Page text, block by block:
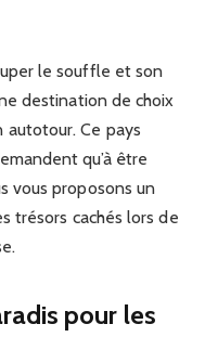
le souffle et son
destination de choix
autotour. Ce pays
qu’à être
vous proposons un
trésors cachés lors de
pour les